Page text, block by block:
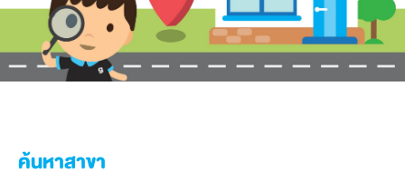
ค้นหาสาขา